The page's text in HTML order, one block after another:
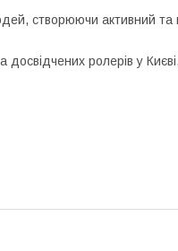
створюючи активний та
ролерів у